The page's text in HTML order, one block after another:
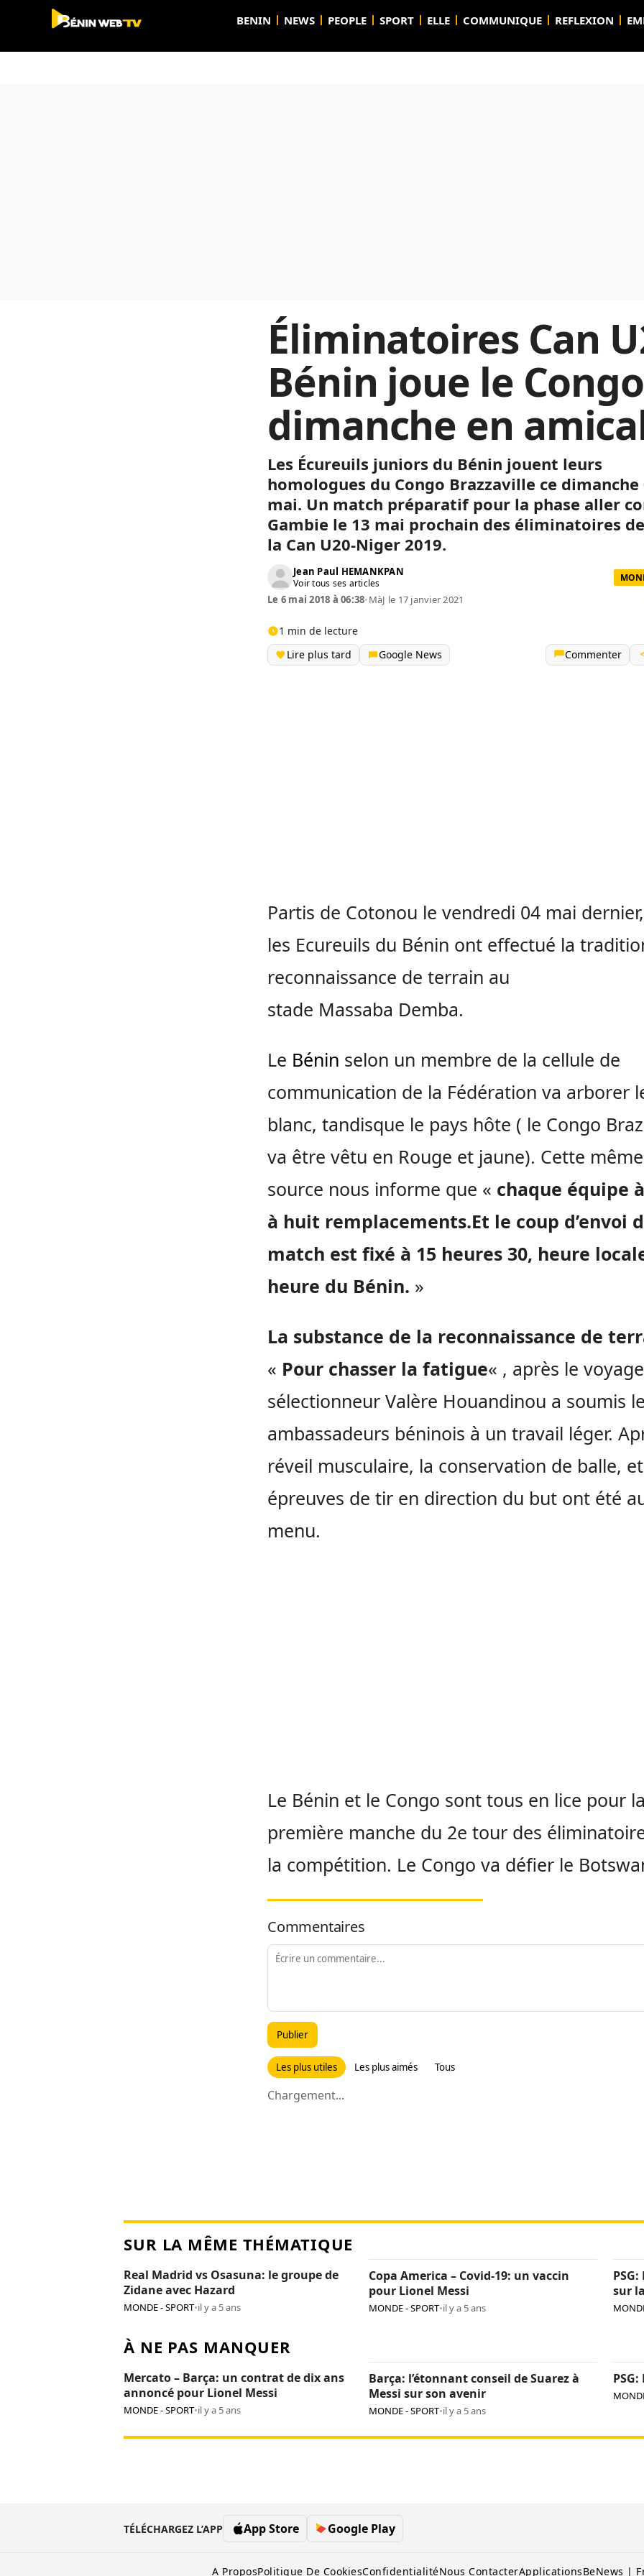
BENIN NEWS PEOPLE SPORT ELLE COMMUNIQUE REFLEXION
Éliminatoires Can
Bénin joue le
dimanche en
Les Écureuils juniors du Bénin jouent leurs
homologues du Congo Brazzaville ce dimanche
mai. Un match préparatif pour la phase aller
Gambie le 13 mai prochain des éliminatoires de
la Can U20-Niger 2019.
Jean Paul HEMANKPAN
Voir tous ses articles
Le 6 mai 2018 à 06:38•MàJ le 17 janvier 2021
1 min de lecture
Lire plus tard
Google News Commenter
Partis de Cotonou le vendredi 04 mai dernier,
les Ecureuils du Bénin ont effectué la
reconnaissance de terrain au
stade Massaba Demba.
Le Bénin selon un membre de la cellule de
communication de la Fédération va arborer
blanc, tandisque le pays hôte ( le Congo
va être vêtu en Rouge et jaune). Cette même
source nous informe que « chaque équipe
à huit remplacements.Et le coup d’envoi
match est fixé à 15 heures 30, heure
heure du Bénin. »
La substance de la reconnaissance de
« Pour chasser la fatigue« , après le
sélectionneur Valère Houandinou a soumis
ambassadeurs béninois à un travail léger.
réveil musculaire, la conservation de balle,
épreuves de tir en direction du but ont été
menu.
Le Bénin et le Congo sont tous en lice pour la
première manche du 2e tour des
la compétition. Le Congo va défier le
Commentaires
Publier
Les plus utiles Les plus aimés Tous
Chargement...
SUR LA MÊME THÉMATIQUE
Real Madrid vs Osasuna: le groupe de
Zidane avec Hazard
MONDE - SPORT•il y a 5 ans
Copa America – Covid-19: un vaccin
pour Lionel Messi
MONDE - SPORT•il y a 5 ans
sur
À NE PAS MANQUER
Mercato – Barça: un contrat de dix ans
annoncé pour Lionel Messi
MONDE - SPORT•il y a 5 ans
Barça: l’étonnant conseil de Suarez à
Messi sur son avenir
MONDE - SPORT•il y a 5 ans
TÉLÉCHARGEZ L’APP App Store Google Play
A ProposPolitique De CookiesConfidentialitéNous ContacterApplicationsBeNews |